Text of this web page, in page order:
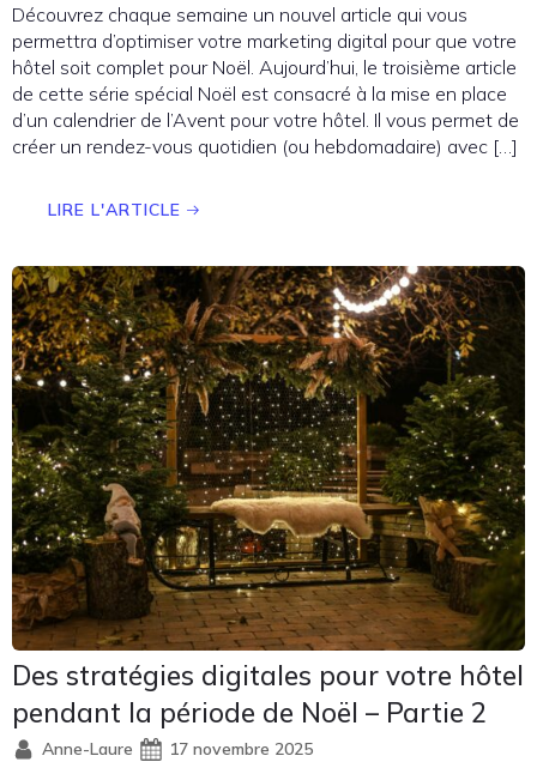
Découvrez chaque semaine un nouvel article qui vous
permettra d’optimiser votre marketing digital pour que votre
hôtel soit complet pour Noël. Aujourd’hui, le troisième article
de cette série spécial Noël est consacré à la mise en place
d’un calendrier de l’Avent pour votre hôtel. Il vous permet de
créer un rendez-vous quotidien (ou hebdomadaire) avec […]
LIRE L'ARTICLE
Des stratégies digitales pour votre hôtel
pendant la période de Noël – Partie 2
Anne-Laure 17 novembre 2025